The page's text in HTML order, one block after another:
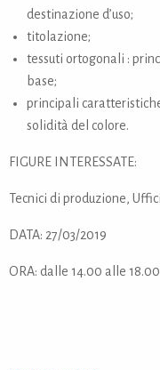
destinazione d’uso;
titolazione;
tessuti ortogonali :
base;
principali
solidità del colore.
FIGURE INTERESSATE:
Tecnici di produzione,
DATA: 27/03/2019
ORA: dalle 14.00 alle 18.00